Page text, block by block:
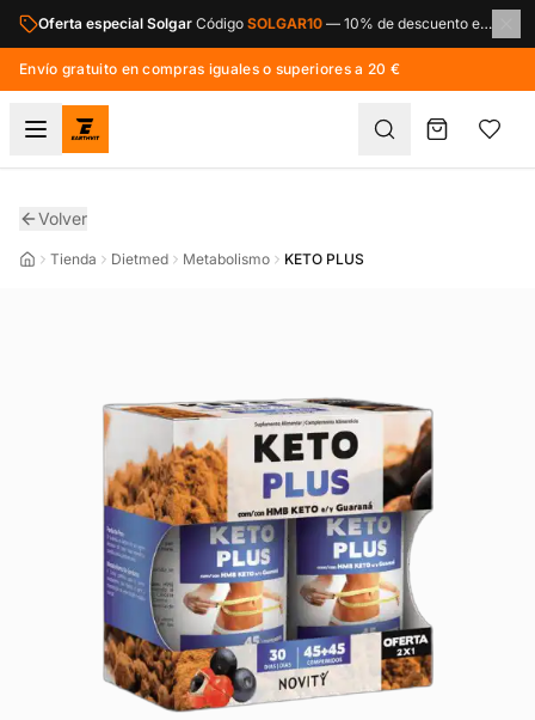
Saltar al contenido principal
Oferta especial Solgar Código SOLGAR10 — 10% de descuento en toda la marca Solgar.
Envío gratuito en compras iguales o superiores a 20 €
Volver
Tienda Dietmed Metabolismo KETO PLUS